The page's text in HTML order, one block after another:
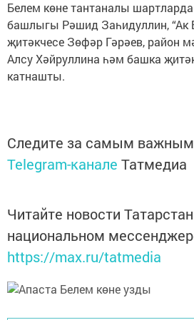
Белем көне тантаналы
башлыгы Рәшид Заһидуллин, “Ак
җитәкчесе Зөфәр Гәрәев, район
Алсу Хәйруллина һәм башка
катнашты.
Следите за самым
Telegram-канале Татмедиа
Читайте новости
национальном
https://max.ru/tatmedia